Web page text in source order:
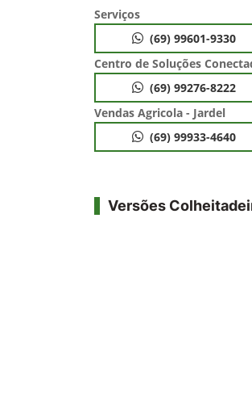
Serviços
(69) 99601-9330
Centro de Soluções
(69) 99276-8222
Vendas Agricola - Jardel
(69) 99933-4640
Versões